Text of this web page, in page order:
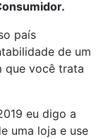
país
de um
que você trata
eu digo a
uma loja e use